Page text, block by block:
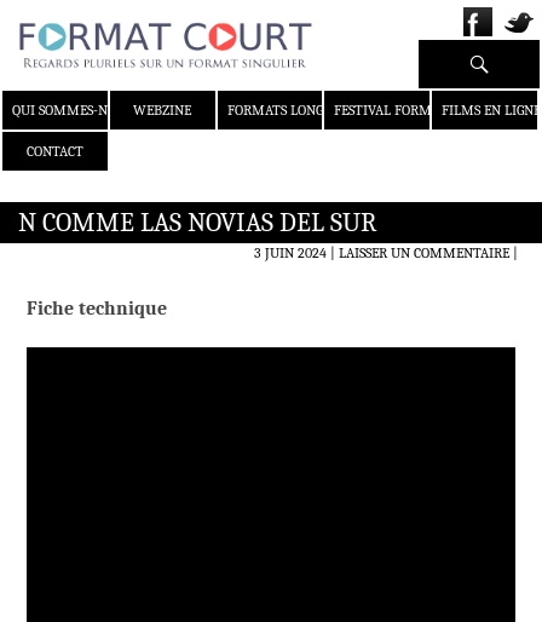
QUI SOMMES-NOUS ?WEBZINE FORMATS LONGS FESTIVAL FORMAT COURT
FILMS EN LIGNE
CONTACT
Recherche
N COMME LAS NOVIAS DEL SUR
3 JUIN 2024 LAISSER UN COMMENTAIRE|
Fiche technique